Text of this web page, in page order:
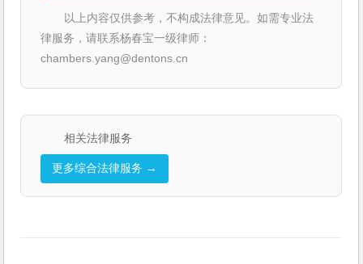
以上内容仅供参考，不构成法律意见。如需专业法
律服务，请联系杨春宝一级律师：
chambers.yang@dentons.cn
相关法律服务
更多综合法律服务 →